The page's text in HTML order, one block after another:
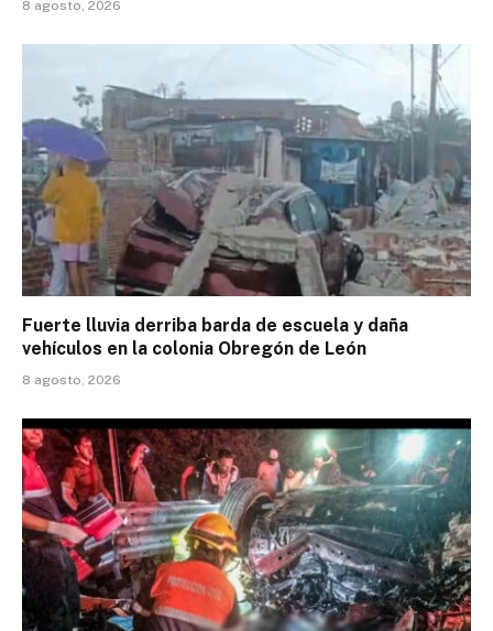
8 agosto, 2026
Fuerte lluvia derriba barda de escuela y daña
vehículos en la colonia Obregón de León
8 agosto, 2026